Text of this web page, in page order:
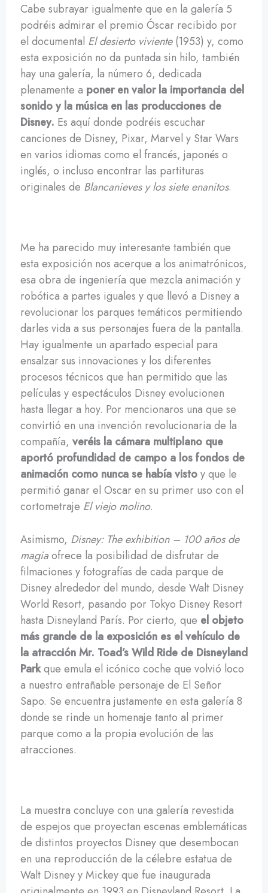
Cabe subrayar igualmente que en la galería 5
podréis admirar el premio Óscar recibido por
el documental El desierto viviente(1953) y, como
esta exposición no da puntada sin hilo, también
hay una galería, la número 6, dedicada
plenamente a poner en valor la importancia del
sonido y la música en las producciones de
Disney. Es aquí donde podréis escuchar
canciones de Disney, Pixar, Marvel y Star Wars
en varios idiomas como el francés, japonés o
inglés, o incluso encontrar las partituras
originales de Blancanieves y los siete enanitos.
Me ha parecido muy interesante también que
esta exposición nos acerque a los animatrónicos,
esa obra de ingeniería que mezcla animación y
robótica a partes iguales y que llevó a Disney a
revolucionar los parques temáticos permitiendo
darles vida a sus personajes fuera de la pantalla.
Hay igualmente un apartado especial para
ensalzar sus innovaciones y los diferentes
procesos técnicos que han permitido que las
películas y espectáculos Disney evolucionen
hasta llegar a hoy. Por mencionaros una que se
convirtió en una invención revolucionaria de la
compañía, veréis la cámara multiplano que
aportó profundidad de campo a los fondos de
animación como nunca se había vistoy que le
permitió ganar el Oscar en su primer uso con el
cortometraje El viejo molino.
Asimismo, Disney: The exhibition – 100 años de
magiaofrece la posibilidad de disfrutar de
filmaciones y fotografías de cada parque de
Disney alrededor del mundo, desde Walt Disney
World Resort, pasando por Tokyo Disney Resort
hasta Disneyland París. Por cierto, que el objeto
más grande de la exposición es el vehículo de
la atracción Mr. Toad’s Wild Ride de Disneyland
Parkque emula el icónico coche que volvió loco
a nuestro entrañable personaje de El Señor
Sapo. Se encuentra justamente en esta galería 8
donde se rinde un homenaje tanto al primer
parque como a la propia evolución de las
atracciones.
La muestra concluye con una galería revestida
de espejos que proyectan escenas emblemáticas
de distintos proyectos Disney que desembocan
en una reproducción de la célebre estatua de
Walt Disney y Mickey que fue inaugurada